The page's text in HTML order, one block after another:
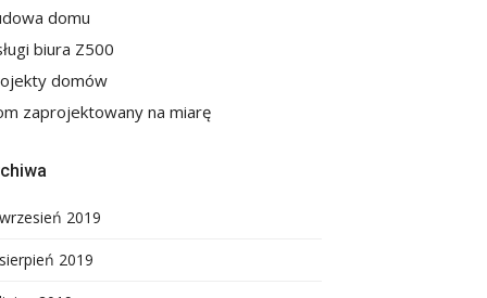
domu
biura Z500
domów
zaprojektowany na miarę
wrzesień 2019
sierpień 2019